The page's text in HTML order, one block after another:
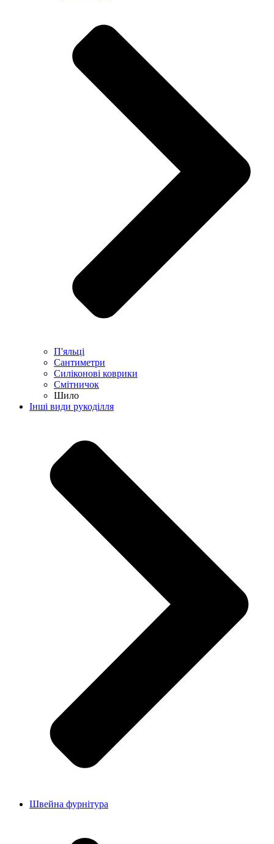
П'яльці
Сантиметри
Силіконові коврики
Смітничок
Шило
Інші види рукоділля
Швейна фурнітура